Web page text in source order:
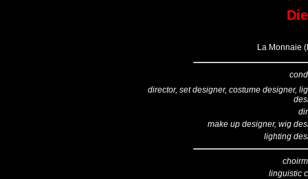
La Monnaie
director, set designer, costume designer,
make up designer, wig
lighting
linguistic